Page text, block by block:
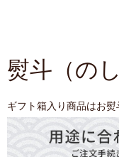
熨斗（の
ギフト箱入り商品はお